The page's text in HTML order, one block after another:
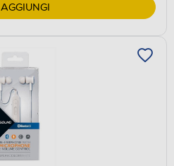
AGGIUNGI